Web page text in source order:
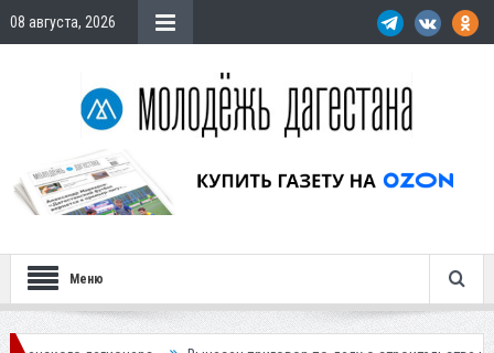
08 августа, 2026
Меню